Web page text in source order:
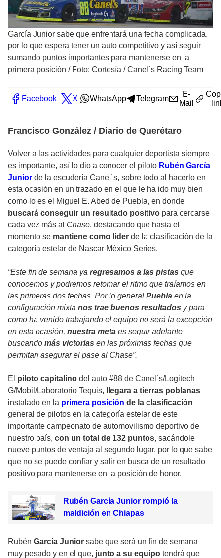
García Junior sabe que enfrentará una fecha complicada,
por lo que espera tener un auto competitivo y así seguir
sumando puntos importantes para mantenerse en la
primera posición / Foto: Cortesía / Canel´s Racing Team
Facebook X WhatsApp Telegram
E-
Mail
Francisco González / Diario de Querétaro
Volver a las actividades para cualquier deportista siempre
es importante, así lo dio a conocer el piloto Rubén García
Junior de la escudería Canel´s, sobre todo al hacerlo en
esta ocasión en un trazado en el que le ha ido muy bien
como lo es el Miguel E. Abed de Puebla, en donde
buscará conseguir un resultado positivo para cercarse
cada vez más al Chase, destacando que hasta el
momento se mantiene como líder de la clasificación de la
categoría estelar de Nascar México Series.
“Este fin de semana ya regresamos a las pistas que
conocemos y podremos retomar el ritmo que traíamos en
las primeras dos fechas. Por lo general Puebla en la
configuración mixta nos trae buenos resultados y para
como ha venido trabajando el equipo no será la excepción
en esta ocasión, nuestra meta es seguir adelante
buscando más victorias en las próximas fechas que
permitan asegurar el pase al Chase”.
El piloto capitalino del auto #88 de Canel´s/Logitech
G/Mobil/Laboratorio Tequis,
llegara a tierras poblanas
instalado en la primera posición de la clasificación
general de pilotos en la categoría estelar de este
importante campeonato de automovilismo deportivo de
nuestro país, con un total de 132 puntos, sacándole
nueve puntos de ventaja al segundo lugar, por lo que sabe
que no se puede confiar y salir en busca de un resultado
positivo para mantenerse en la posición de honor.
Rubén García Junior rompió la
maldición en Chiapas
Rubén García Junior sabe que será un fin de semana
muy pesado y en el que, junto a su equipo tendrá que